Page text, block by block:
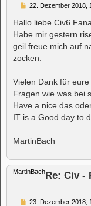
B
i
t
r
a
g
22. Dezember 2018,
Hallo liebe Civ6
Habe mir gestern
geil freue mich auf
zocken.
Vielen Dank für
Fragen wie was bei
Have a nice das
IT is a Good day to
MartinBach
MartinBachRe: Civ -
B23. Dezember 2018,